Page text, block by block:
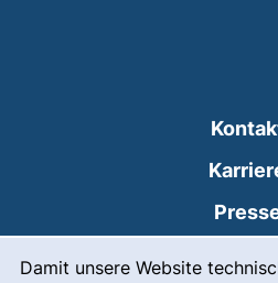
Damit unsere Website